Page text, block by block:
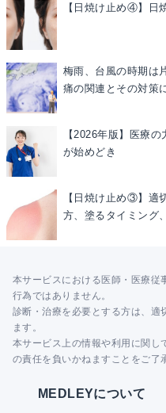
【日焼け止め④】日
梅雨、台風の時期は
痛の関連とその対策
【2026年版】医療
が始めどき
【日焼け止め③】適
方、塗るタイミング
本サービスにおける医師・医療従
行為ではありません。
診断・治療を必要とする方は、適
ます。
本サービス上の情報や利用に関し
の責任を負いかねますことをご了
MEDLEYについて